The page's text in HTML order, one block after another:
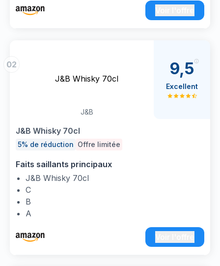
02
J&B Whisky 70cl
J&B
J&B Whisky 70cl
5% de réduction Offre limitée
Faits saillants principaux
J&B Whisky 70cl
C
B
A
9,5
Excellent